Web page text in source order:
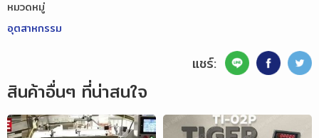
หมวดหมู่
อุตสาหกรรม
แชร์:
สินค้าอื่นๆ ที่น่าสนใจ